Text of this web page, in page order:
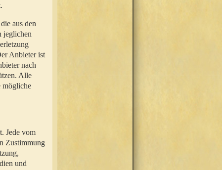
aus den
jeglichen
Anbieter ist
nach
Alle
mögliche
Jede vom
Zustimmung
und